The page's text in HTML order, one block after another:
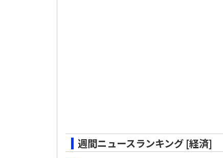
週間ニュースランキング [経済]